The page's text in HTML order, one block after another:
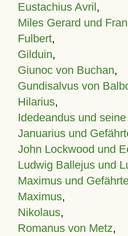
Eustachius Avril,
Miles Gerard und
Fulbert,
Gilduin,
Giunoc von Buchan,
Gundisalvus von
Hilarius,
Idedeandus und
Januarius und
John Lockwood und
Ludwig Ballejus und
Maximus und
Maximus,
Nikolaus,
Romanus von Metz,